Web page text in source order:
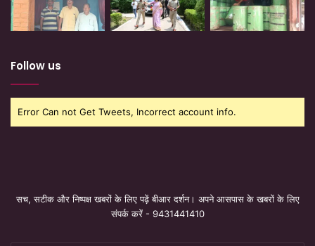
Follow us
Error Can not Get Tweets, Incorrect account info.
सच, सटीक और निष्पक्ष खबरों के लिए पढ़ें बीआर दर्शन। अपने आसपास के खबरों के लिए
संपर्क करें - 9431441410